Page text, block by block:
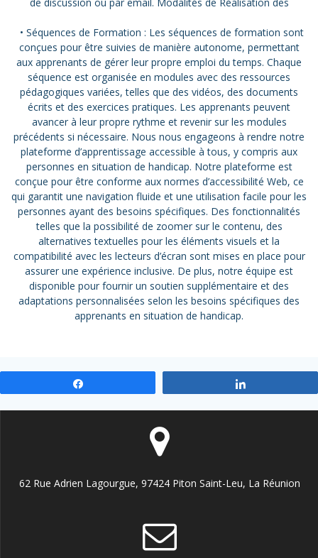
• Séquences de Formation : Les séquences de formation sont
conçues pour être suivies de manière autonome, permettant
aux apprenants de gérer leur propre emploi du temps. Chaque
séquence est organisée en modules avec des ressources
pédagogiques variées, telles que des vidéos, des documents
écrits et des exercices pratiques. Les apprenants peuvent
avancer à leur propre rythme et revenir sur les modules
précédents si nécessaire. Nous nous engageons à rendre notre
plateforme d’apprentissage accessible à tous, y compris aux
personnes en situation de handicap. Notre plateforme est
conçue pour être conforme aux normes d’accessibilité Web, ce
qui garantit une navigation fluide et une utilisation facile pour les
personnes ayant des besoins spécifiques. Des fonctionnalités
telles que la possibilité de zoomer sur le contenu, des
alternatives textuelles pour les éléments visuels et la
compatibilité avec les lecteurs d’écran sont mises en place pour
assurer une expérience inclusive. De plus, notre équipe est
disponible pour fournir un soutien supplémentaire et des
adaptations personnalisées selon les besoins spécifiques des
apprenants en situation de handicap.
62 Rue Adrien Lagourgue, 97424 Piton Saint-Leu, La Réunion